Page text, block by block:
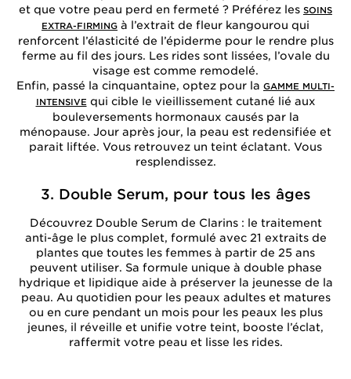
et que votre peau perd en fermeté ? Préférez les SOINS
EXTRA-FIRMING à l’extrait de fleur kangourou qui
renforcent l’élasticité de l’épiderme pour le rendre plus
ferme au fil des jours. Les rides sont lissées, l’ovale du
visage est comme remodelé.
Enfin, passé la cinquantaine, optez pour la GAMME MULTI-
INTENSIVE qui cible le vieillissement cutané lié aux
bouleversements hormonaux causés par la
ménopause. Jour après jour, la peau est redensifiée et
parait liftée. Vous retrouvez un teint éclatant. Vous
resplendissez.
3. Double Serum, pour tous les âges
Découvrez Double Serum de Clarins : le traitement
anti-âge le plus complet, formulé avec 21 extraits de
plantes que toutes les femmes à partir de 25 ans
peuvent utiliser. Sa formule unique à double phase
hydrique et lipidique aide à préserver la jeunesse de la
peau. Au quotidien pour les peaux adultes et matures
ou en cure pendant un mois pour les peaux les plus
jeunes, il réveille et unifie votre teint, booste l’éclat,
raffermit votre peau et lisse les rides.